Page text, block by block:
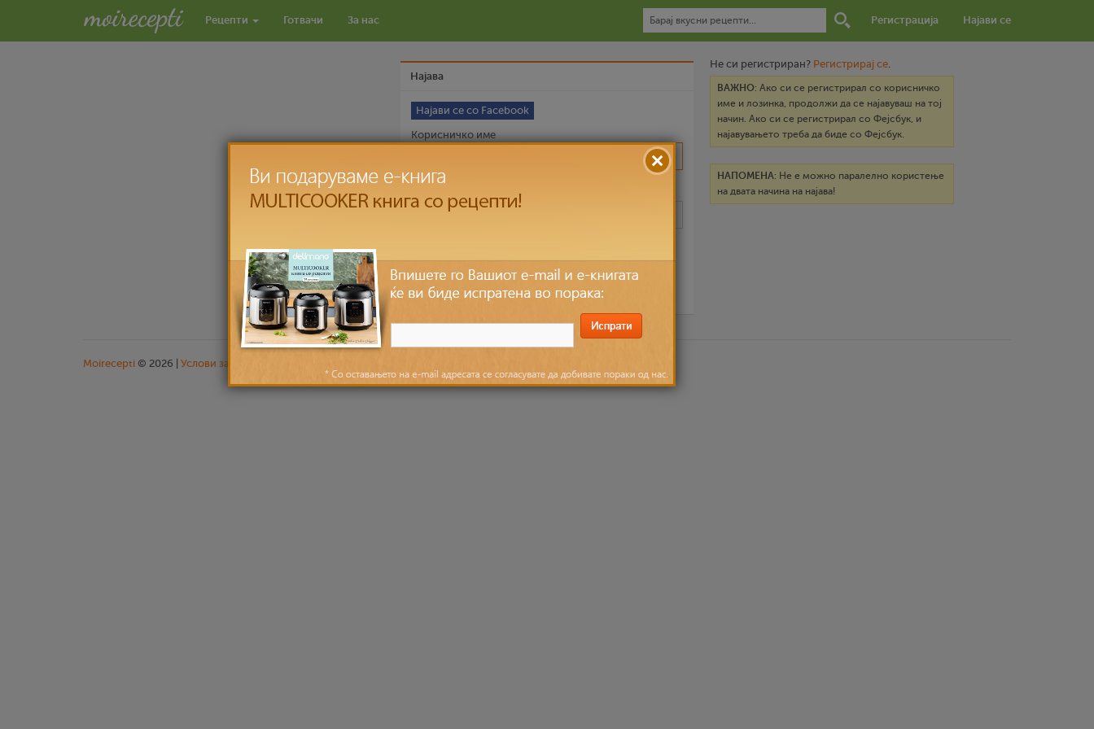
Рецепти Готвачи За нас Регистрација Најави се
Најава
Не си регистриран? Регистрирај се.
ВАЖНО: Ако си се регистрирал со корисничко
име и лозинка, продолжи да се најавуваш на тој
начин. Ако си се регистрирал со Фејсбук, и
најавувањето треба да биде со Фејсбук.
НАПОМЕНА: Не е можно паралелно користење
на двата начина на најава!
Најави се со Facebook
Корисничко име
Ја заборави лозинката?
Moirecepti © 2026 | Услови за користење